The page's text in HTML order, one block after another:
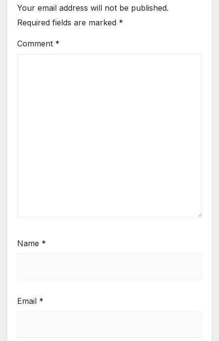
Your email address will not be published.
Required fields are marked *
Comment *
Name *
Email *